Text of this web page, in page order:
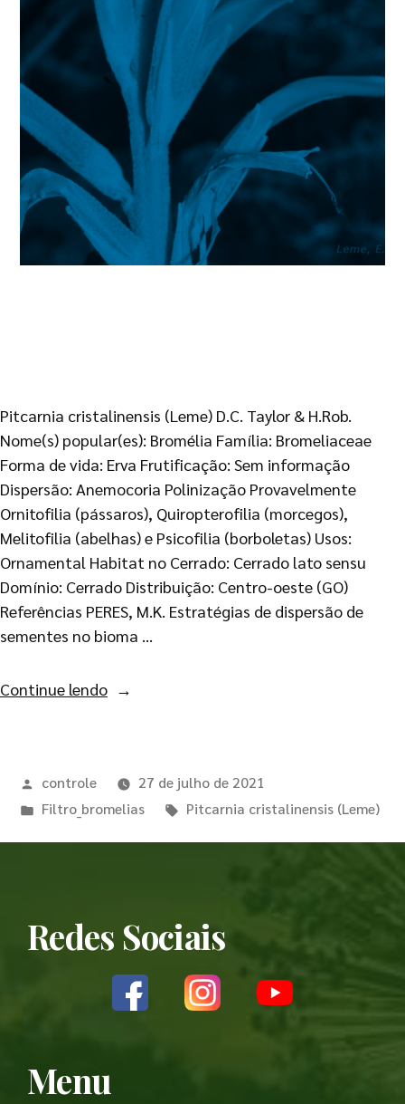
Pitcarnia cristalinensis (Leme) D.C. Taylor & H.Rob.
Nome(s) popular(es): Bromélia Família: Bromeliaceae
Forma de vida: Erva Frutificação: Sem informação
Dispersão: Anemocoria Polinização Provavelmente
Ornitofilia (pássaros), Quiropterofilia (morcegos),
Melitofilia (abelhas) e Psicofilia (borboletas) Usos:
Ornamental Habitat no Cerrado: Cerrado lato sensu
Domínio: Cerrado Distribuição: Centro-oeste (GO)
Referências PERES, M.K. Estratégias de dispersão de
sementes no bioma …
Continue lendo
controle
27 de julho de 2021
Filtro_bromelias
Pitcarnia cristalinensis (Leme)
Redes Sociais
Menu